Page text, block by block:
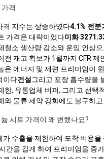
격
격 지수는 상승하였다4.1% 전분
가격은 대략이었다미화
철소 생산량 감소와 운임 인상
전 재고 확보가 1월까지 CFR 제
은 에너지 및 제련 프리미엄이
이다건설 그리고 포장 흡수량을
한, 유통업체 버퍼, 그리고 선택
와 물류 제약 강화에도 불구하
시트 가격이 왜 변했나요?
수출을 제한하여 도착 비용
간을 길게 하여 프리미엄을 증